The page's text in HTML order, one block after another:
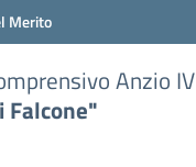
Merito
Anzio IV
Falcone"